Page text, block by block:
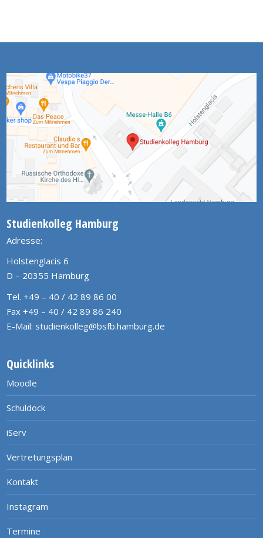
Studienkolleg Hamburg
Adresse:
Holstenglacis 6
D – 20355 Hamburg
Tel. +49 – 40 / 42 89 86 00
Fax +49 – 40 / 42 89 86 240
E-Mail: studienkolleg@bsfb.hamburg.de
Quicklinks
Moodle
Schuldock
iServ
Vertretungsplan
Kontakt
Instagram
Termine